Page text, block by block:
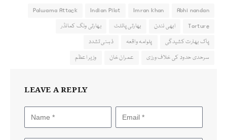
Abhi nandan
Imran khan
Indian Pilot
Palwama Attack
Torture
ابھی نندن بھارتی پائلٹ
بھارتی ونگ کمانڈر
پاک بھارت کشیدگی
پلوامہ واقعہ
ذہنی تشدد
سرحدی حدود کی خلاف ورزی
عمران خان وزیر اعظم
LEAVE A REPLY